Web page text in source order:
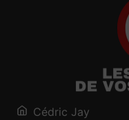
Cédric Jay